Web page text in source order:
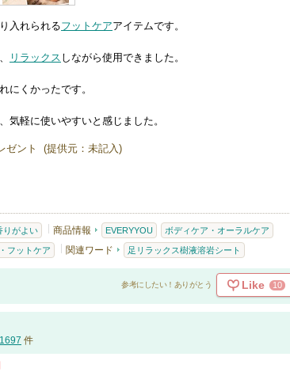
入れられるフットケアアイテムです。
リラックス しながら使用できました。
にくかったです。
気軽に使いやすいと感じました。
ゼント (提供元：未記入)
りがよい 商品情報 EVERYYOU ボディケア・オーラルケア
フットケア 関連ワード 足リラックス樹液溶岩シート
参考にしたい！ありがとう Like 10
1697 件